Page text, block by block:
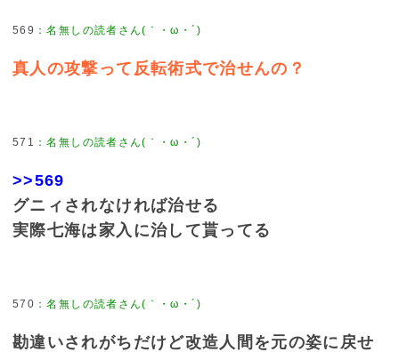
569 ：名無しの読者さん(｀・ω・´)
真人の攻撃って反転術式で治せんの？
571 ：名無しの読者さん(｀・ω・´)
>>569
グニィされなければ治せる
実際七海は家入に治して貰ってる
570 ：名無しの読者さん(｀・ω・´)
勘違いされがちだけど改造人間を元の姿に戻せ